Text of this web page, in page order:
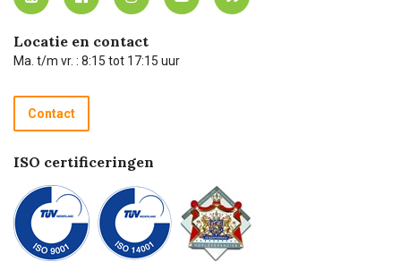
Carel Lurvink App
Hulp op afstand
Technische dienst
Recycle programma
Betalen
Carel Lurvink Blog
Carel de podcast
Locatie en contact
Ma. t/m vr. : 8:15 tot 17:15 uur
Contact
ISO certificeringen